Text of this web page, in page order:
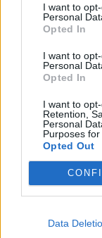
I want to
Personal
Opted In
I want to
Personal
Opted In
I want to
Retention,
Personal
Purposes for
Opted Out
Data
Newsroom